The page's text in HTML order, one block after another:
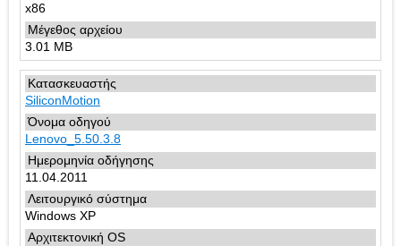
x86
3.01 MB
SiliconMotion
Lenovo_5.50.3.8
11.04.2011
Windows XP